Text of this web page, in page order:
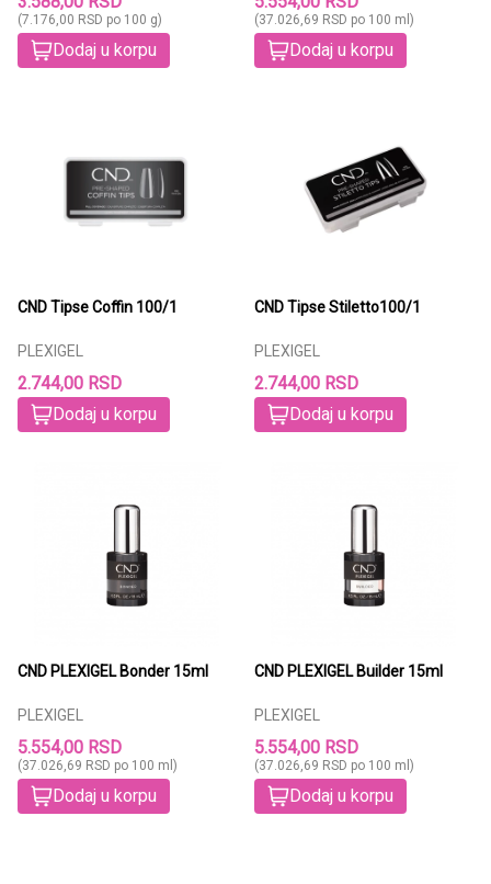
(7.176,00 RSD po 100 g)
Dodaj u korpu
(37.026,69 RSD po 100 ml)
Dodaj u korpu
CND Tipse Coffin 100/1
PLEXIGEL
2.744,00 RSD
Dodaj u korpu
CND Tipse Stiletto100/1
PLEXIGEL
2.744,00 RSD
Dodaj u korpu
CND PLEXIGEL Bonder 15ml
PLEXIGEL
5.554,00 RSD
(37.026,69 RSD po 100 ml)
Dodaj u korpu
CND PLEXIGEL Builder 15ml
PLEXIGEL
5.554,00 RSD
(37.026,69 RSD po 100 ml)
Dodaj u korpu